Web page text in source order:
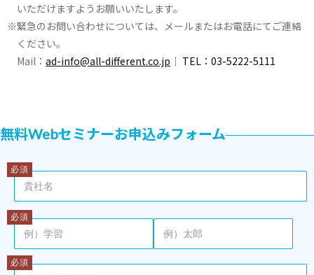
いただけますようお願いいたします。
緊急のお問い合わせについては、メールまたはお電話にてご連絡
ください。
Mail： ad-info@all-different.co.jp ｜ TEL：03-5222-5111
無料Webセミナーお申込みフォーム